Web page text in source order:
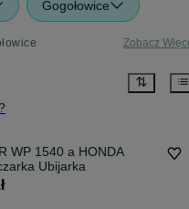
Gogołowice
Zobacz
WP 1540 a HONDA
Ubijarka